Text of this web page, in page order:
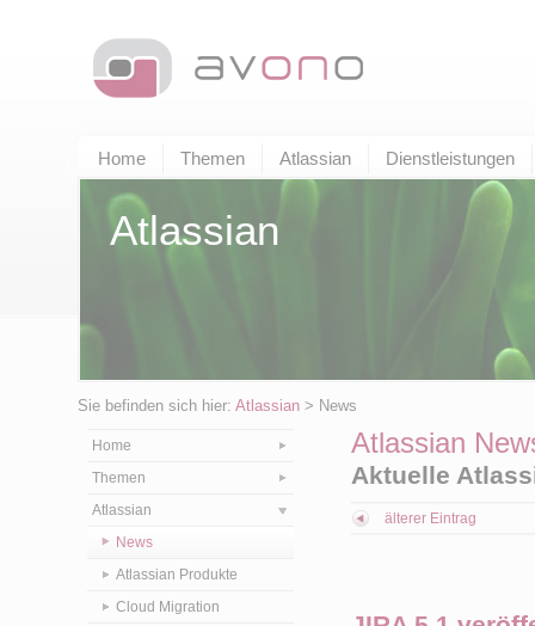
Home Themen Atlassian Dienstleistungen
Atlassian
Sie befinden sich hier: Atlassian > News
Home
Themen
Atlassian
News
Atlassian Produkte
Cloud Migration
Atlassian
Aktuelle
älterer Eintrag